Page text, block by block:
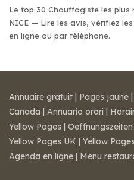
Le top 30 Chauffagiste les
NICE — Lire les avis, vérifiez
en ligne ou par téléphone.
Annuaire gratuit | Pages jaune |
Canada | Annuario orari |
Yellow Pages |
Yellow Pages UK | Yellow
Agenda en ligne | Menu